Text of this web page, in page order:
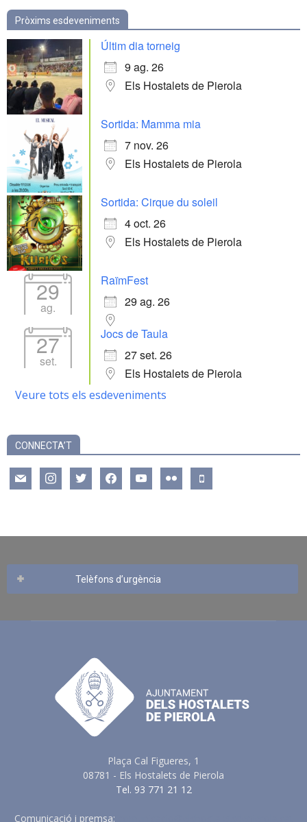
Pròxims esdeveniments
Últim dia torneig
9 ag. 26
Els Hostalets de Pierola
Sortida: Mamma mia
7 nov. 26
Els Hostalets de Pierola
Sortida: Cirque du soleil
4 oct. 26
Els Hostalets de Pierola
29
ag.
RaïmFest
29 ag. 26
27
set.
Jocs de Taula
27 set. 26
Els Hostalets de Pierola
Veure tots els esdeveniments
CONNECTA’T
mail instagramtwitter facebookyoutube flickr mobile
Telèfons d’urgència
Plaça Cal Figueres, 1
08781 - Els Hostalets de Pierola
Tel. 93 771 21 12
Comunicació i premsa: